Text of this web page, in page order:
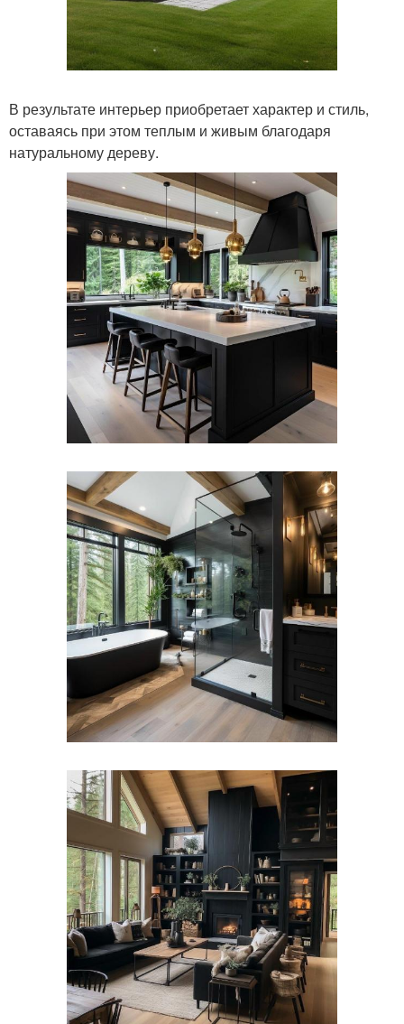
В результате интерьер приобретает характер и стиль,
оставаясь при этом теплым и живым благодаря
натуральному дереву.